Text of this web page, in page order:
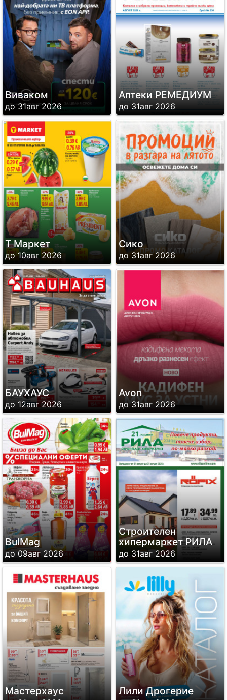
Виваком
до 31авг 2026
Аптеки РЕМЕДИУМ
до 31авг 2026
Т Маркет
до 10авг 2026
Сико
до 31авг 2026
БАУХАУС
до 12авг 2026
Avon
до 31авг 2026
BulMag
до 09авг 2026
Строителен
хипермаркет РИЛА
до 31авг 2026
Мастерхаус Лили Дрогерие